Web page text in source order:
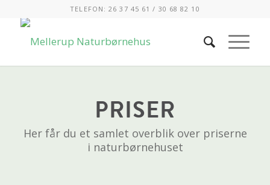
TELEFON: 26 37 45 61 / 30 68 82 10
PRISER
Her får du et samlet overblik over priserne
i naturbørnehuset